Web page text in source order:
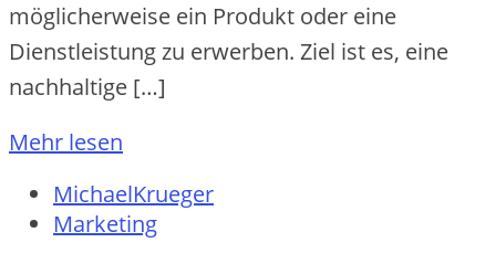
möglicherweise ein Produkt oder eine
Dienstleistung zu erwerben. Ziel ist es, eine
nachhaltige […]
Mehr lesen
MichaelKrueger
Marketing